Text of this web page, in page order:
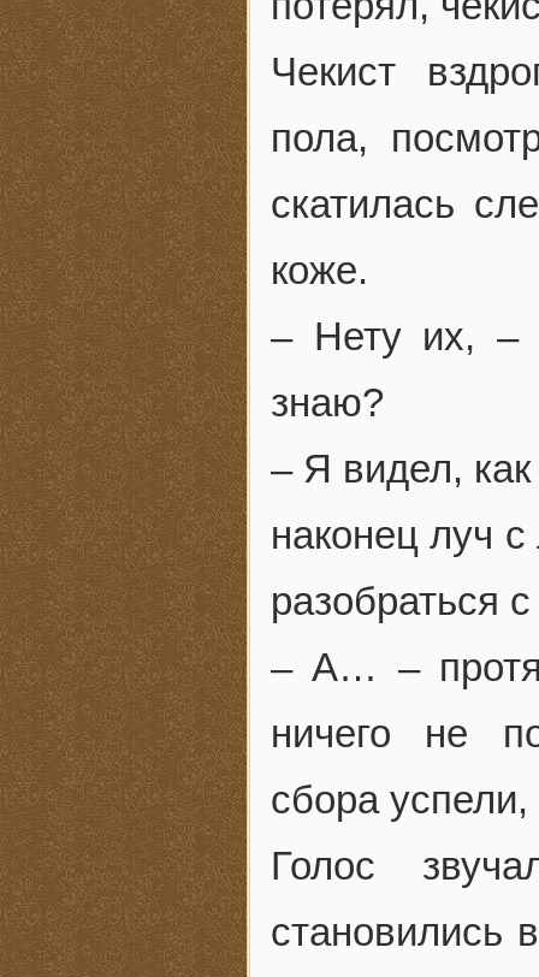
Чекист
пола,
скатилась
коже.
– Нету их, –
знаю?
– Я видел,
наконец луч
разобраться
– А… –
ничего не
сбора
Голос
становились